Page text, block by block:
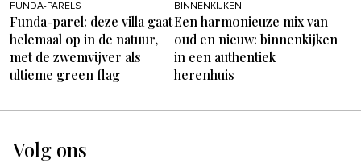
FUNDA-PARELS
Funda-parel: deze villa gaat
helemaal op in de natuur,
met de zwemvijver als
ultieme green flag
BINNENKIJKEN
Een harmonieuze mix van
oud en nieuw: binnenkijken
in een authentiek
herenhuis
Volg ons